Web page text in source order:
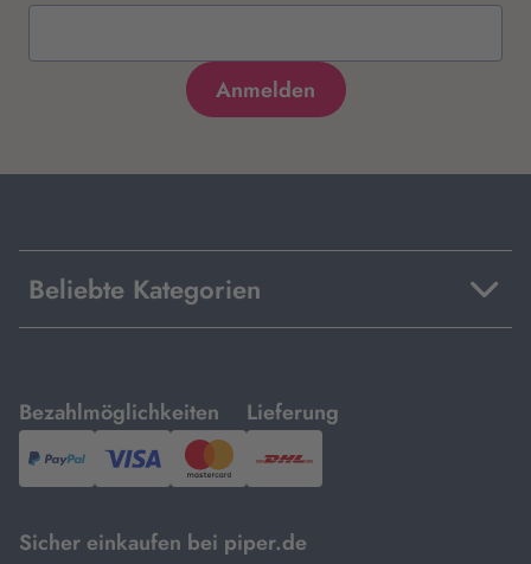
Beliebte Kategorien
Bezahlmöglichkeiten
mit
PayPal,Visa
und
Lieferung
mit
DHL.
Sicher einkaufen bei piper.de